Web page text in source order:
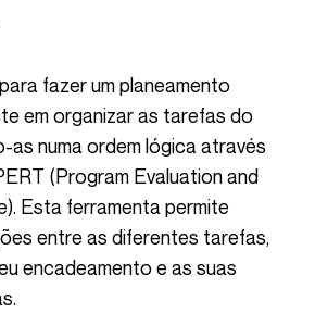
em organizar as tarefas do
as numa ordem lógica através
(Program Evaluation and
Esta ferramenta permite
entre as diferentes tarefas,
encadeamento e as suas